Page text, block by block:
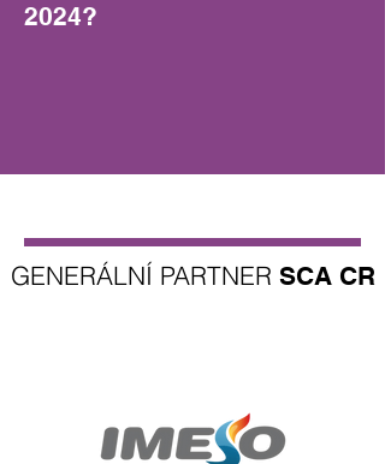
2024?
GENERÁLNÍ PARTNER SCA CR